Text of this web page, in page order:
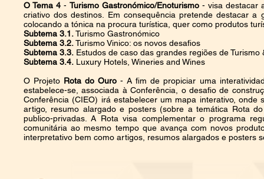
O Tema 4-Turismo Gastronómico/Enoturismo - visa destacar
criativo dos destinos. Em consequência pretende destacar
colocando a tónica na procura turística, quer como produtos
Subtema 3.1.Turismo Gastronómico
Subtema 3.2.Turismo Vinico: os novos desafios
Subtema 3.3. Estudos de caso das grandes regiões de
Subtema 3.4. Luxury Hotels, Wineries and Wines
O Projeto Rota do Ouro - A fim de propiciar uma
estabelece-se, associada à Conferência, o desafio de
Conferência (CIEO) irá estabelecer um mapa interativo,
artigo, resumo alargado e posters (sobre a temática Rota
publico-privadas. A Rota visa complementar o programa
comunitária ao mesmo tempo que avança com novos
interpretativo bem como artigos, resumos alargados e